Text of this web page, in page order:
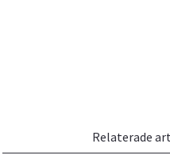
Relaterade